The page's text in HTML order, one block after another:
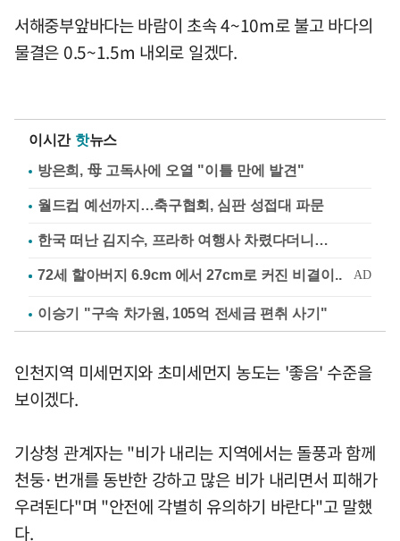
서해중부앞바다는 바람이 초속 4~10m로 불고 바다의
물결은 0.5~1.5m 내외로 일겠다.
이시간 핫뉴스
방은희, 母 고독사에 오열 "이틀 만에 발견"
월드컵 예선까지…축구협회, 심판 성접대 파문
한국 떠난 김지수, 프라하 여행사 차렸다더니…
이승기 "구속 차가원, 105억 전세금 편취 사기"
인천지역 미세먼지와 초미세먼지 농도는 '좋음' 수준을
보이겠다.
기상청 관계자는 "비가 내리는 지역에서는 돌풍과 함께
천둥·번개를 동반한 강하고 많은 비가 내리면서 피해가
우려된다"며 "안전에 각별히 유의하기 바란다"고 말했
다.